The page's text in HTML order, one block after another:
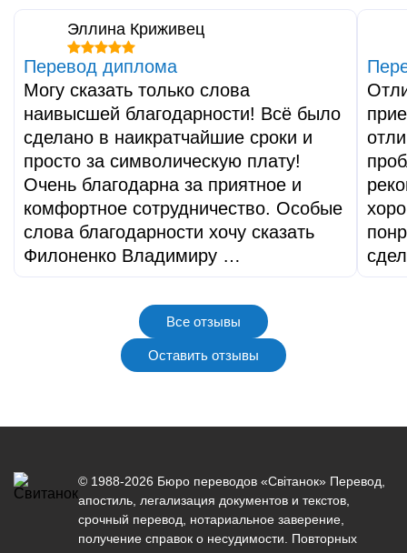
Эллина Криживец
Перевод диплома
Могу сказать только слова
наивысшей благодарности! Всё было
сделано в наикратчайшие сроки и
просто за символическую плату!
Очень благодарна за приятное и
комфортное сотрудничество. Особые
слова благодарности хочу сказать
Филоненко Владимиру …
Все отзывы
Оставить отзывы
© 1988-2026 Бюро переводов «Світанок» Перевод
апостиль легализация документов и текстов,
срочный перевод
нотариальное заверение
получение справок о несудимости. Повторных